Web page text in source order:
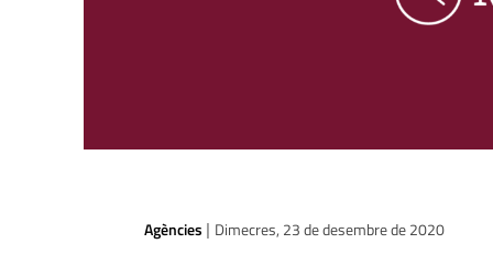
Agències | Dimecres, 23 de desembre de 2020